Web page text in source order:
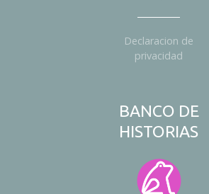
Declaracion de
privacidad
BANCO DE
HISTORIAS